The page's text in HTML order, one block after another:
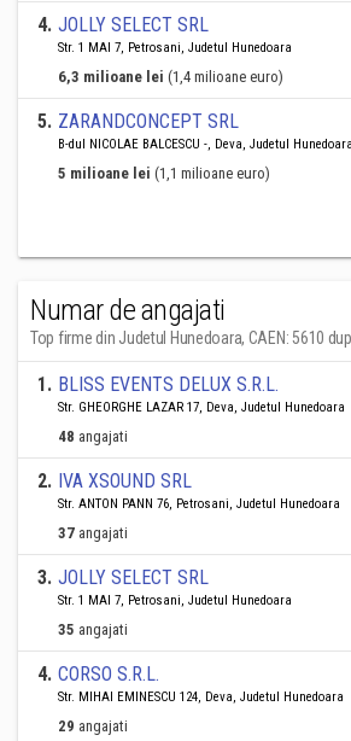
4. JOLLY SELECT SRL
Str. 1 MAI 7, Petrosani, Judetul Hunedoara
6,3 milioane lei (1,4 milioane euro)
5. ZARANDCONCEPT SRL
B-dul NICOLAE BALCESCU -, Deva, Judetul Hunedoara
5 milioane lei (1,1 milioane euro)
Numar de angajati
Top firme din Judetul Hunedoara, CAEN: 5610
1. BLISS EVENTS DELUX S.R.L.
Str. GHEORGHE LAZAR 17, Deva, Judetul Hunedoara
48 angajati
2. IVA XSOUND SRL
Str. ANTON PANN 76, Petrosani, Judetul Hunedoara
37 angajati
3. JOLLY SELECT SRL
Str. 1 MAI 7, Petrosani, Judetul Hunedoara
35 angajati
4. CORSO S.R.L.
Str. MIHAI EMINESCU 124, Deva, Judetul Hunedoara
29 angajati